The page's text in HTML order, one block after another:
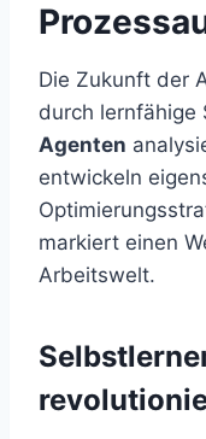
Die Zukunft der
durch lernfähige
Agenten
entwickeln
markiert einen
Arbeitswelt.